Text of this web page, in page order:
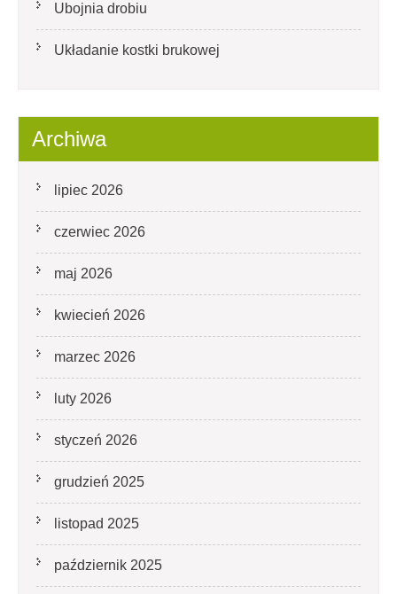
Ubojnia drobiu
Układanie kostki brukowej
Archiwa
lipiec 2026
czerwiec 2026
maj 2026
kwiecień 2026
marzec 2026
luty 2026
styczeń 2026
grudzień 2025
listopad 2025
październik 2025